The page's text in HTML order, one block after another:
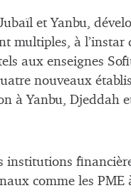
et Yanbu,
multiples, à l’instar
aux enseignes
nouveaux
à Yanbu, Djeddah
institutions
comme les PME